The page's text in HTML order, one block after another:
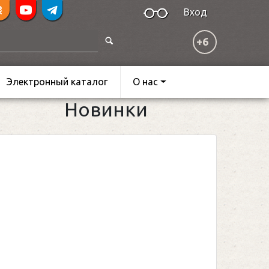
Вход
+6
Электронный каталог О нас
Новинки